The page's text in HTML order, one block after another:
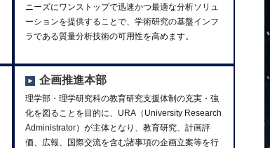
ニーズにワンストップで迅速かつ最適な分析ソリュ
ーションを提供することで、学術研究の基盤インフ
ラである質量分析技術の可用性を高めます。
企画推進本部
理学部・理学研究科の教育研究支援体制の充実・強
化を図ることを目的に、URA（University Research
Administrator）が主体となり、教育研究、計画評
価、広報、国際交流を含む諸事項の企画立案等を行